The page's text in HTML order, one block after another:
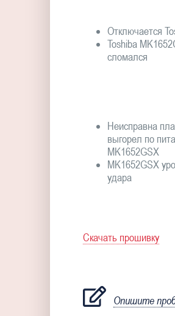
Отключается
Toshiba
сломался
Неисправна
выгорел по
MK1652GSX
MK1652GSX
удара
Скачать прошивку
Опишите